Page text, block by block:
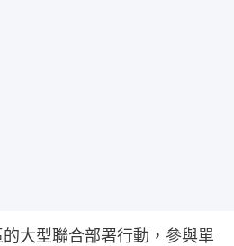
大型聯合部署行動，參與單